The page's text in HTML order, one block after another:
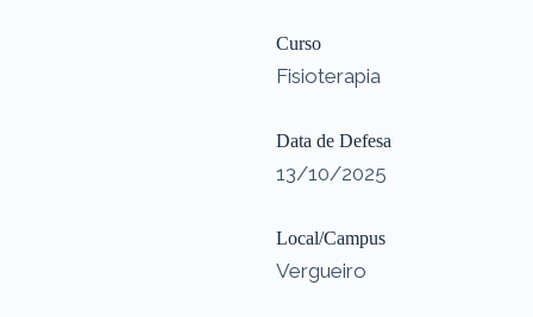
Curso
Fisioterapia
Data de Defesa
13/10/2025
Local/Campus
Vergueiro